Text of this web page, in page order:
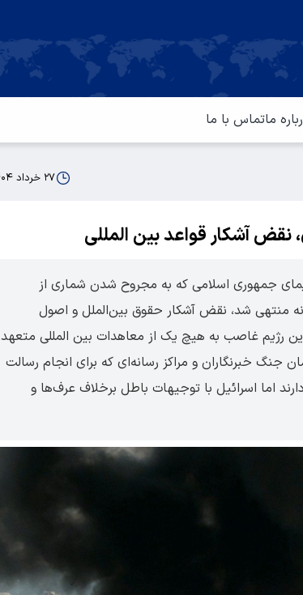
ماتماس با ما
۲۷ خرداد ۱۴۰۴ ۱۵:۱۹
آشکار قواعد بین المللی
جمهوری اسلامی که به مجروح شدن شماری از
منتهی شد، نقض آشکار حقوق بین‌الملل و اصول
رژیم غاصب به هیچ یک از معاهدات بین المللی متعهد
جنگ خبرنگاران و مراکز رسانه‌ای که برای انجام رسالت
اما اسرائیل با توجیهات باطل برخلاف عرف‌ها و